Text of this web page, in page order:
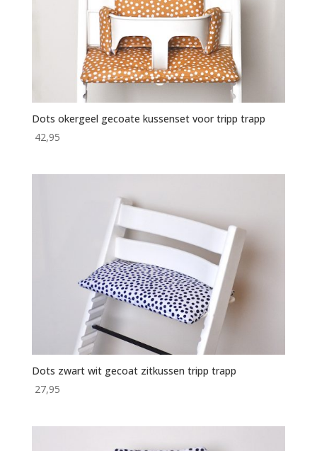
Dots okergeel gecoate kussenset voor tripp trapp
42,95
Dots zwart wit gecoat zitkussen tripp trapp
27,95